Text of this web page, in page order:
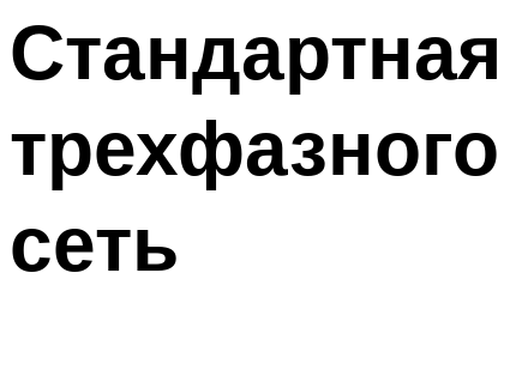
сеть